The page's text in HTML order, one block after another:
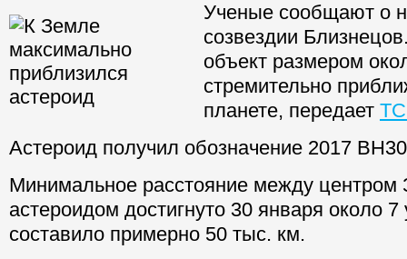
Ученые сообщают о
созвездии
объект размером
стремительно
планете, передает
Астероид получил обозначение 2017
Минимальное расстояние между центром
астероидом достигнуто 30 января около 7
составило примерно 50 тыс. км.